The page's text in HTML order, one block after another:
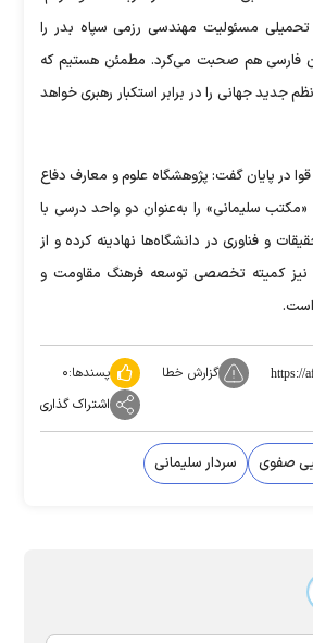
مسئولیت مهندسی رزمی سپاه بدر را
فارسی هم صحبت می‌کرد. مطمئن هستیم که
جدید جهانی را در برابر استکبار رهبری خواهد
در پایان گفت: پژوهشگاه علوم و معارف دفاع
سلیمانی» را به‌عنوان دو واحد درسی با
و فناوری در دانشگاه‌ها نهادینه کرده و از
نیز کمیته تخصصی توسعه فرهنگ مقاومت و
است.
https:// گزارش خطا پسندها:۰
اشتراک گذاری
صفوی سردار سلیمانی